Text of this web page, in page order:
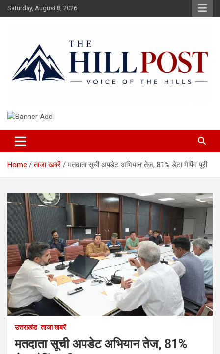
Skip
to
Saturday, August 8, 2026
The Hillpost
Home ताजा खबरें मतदाता सूची अपडेट अभियान तेज, 81% डेटा मैपिंग पूरी
उत्तराखंड ताजा खबरें
मतदाता सूची अपडेट अभियान तेज, 81%